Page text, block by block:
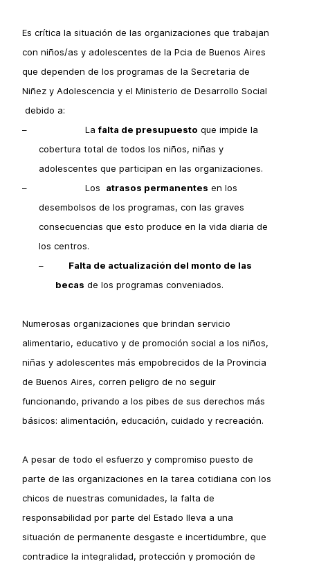
Es crítica la situación de las organizaciones que trabajan
con niños/as y adolescentes de la Pcia de Buenos Aires
que dependen de los programas de la Secretaria de
Niñez y Adolescencia y el Ministerio de Desarrollo Social
debido a:
–
La falta de presupuesto que impide la
cobertura total de todos los niños, niñas y
adolescentes que participan en las organizaciones.
–
Los atrasos permanentes en los
desembolsos de los programas, con las graves
consecuencias que esto produce en la vida diaria de
los centros.
–
Falta de actualización del monto de las
becas de los programas conveniados.
Numerosas organizaciones que brindan servicio
alimentario, educativo y de promoción social a los niños,
niñas y adolescentes más empobrecidos de la Provincia
de Buenos Aires, corren peligro de no seguir
funcionando, privando a los pibes de sus derechos más
básicos: alimentación, educación, cuidado y recreación.
A pesar de todo el esfuerzo y compromiso puesto de
parte de las organizaciones en la tarea cotidiana con los
chicos de nuestras comunidades, la falta de
responsabilidad por parte del Estado lleva a una
situación de permanente desgaste e incertidumbre, que
contradice la integralidad, protección y promoción de